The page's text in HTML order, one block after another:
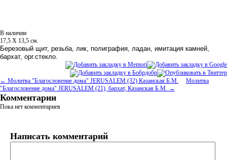
В наличии
17,5 Х 13,5 см.
Березовый щит, резьба, лик, полиграфия, ладан, имитация камней,
бархат, орг.стекло.
← Молитва "Благословение дома" JERUSALEM (32) Казанская Б.М.
Молитва
"Благословение дома" JERUSALEM (21), бархат, Казанская Б.М. →
Комментарии
Пока нет комментариев
Написать комментарий